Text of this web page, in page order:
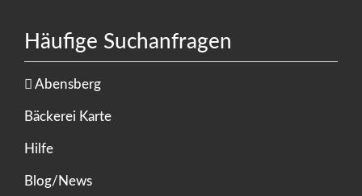
Häufige Suchanfragen
Abensberg
Bäckerei Karte
Hilfe
Blog/News